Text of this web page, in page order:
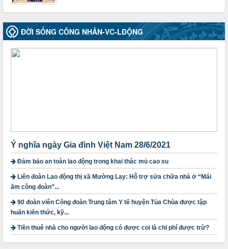
Thời gian đăng: 25/12/2024
lượt xem: 4219 | lượt tải:318
2010-CV/TU
năm 2025
Thời gian đăng: 23/09/2024
lượt xem: 4193 | lượt tải:1310
3716/TLD-TC
Công văn hướng dẫn công tác quả lý tài chính, tài sản công
đoàn khi đơn vị sát nhập, chấm dứt hoạt động
Thời gian đăng: 13/04/2025
lượt xem: 2001 | lượt tải:719
60/TB-LĐLĐ
ĐỜI SỐNG CÔNG NHÂN-VC-LĐỘNG
Ý nghĩa ngày Gia đình Việt Nam 28/6/2021
Đảm bảo an toàn lao động trong khai thác mủ cao su
Liên đoàn Lao động thị xã Mường Lay: Hỗ trợ sửa chữa nhà ở “Mái
ấm công đoàn”...
90 đoàn viên Công đoàn Trung tâm Y tế huyện Tủa Chùa được tập
huấn kiến thức, kỹ...
Tiền thuê nhà cho người lao động có được coi là chi phí được trừ?